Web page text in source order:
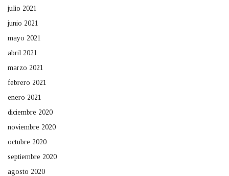
julio 2021
junio 2021
mayo 2021
abril 2021
marzo 2021
febrero 2021
enero 2021
diciembre 2020
noviembre 2020
octubre 2020
septiembre 2020
agosto 2020